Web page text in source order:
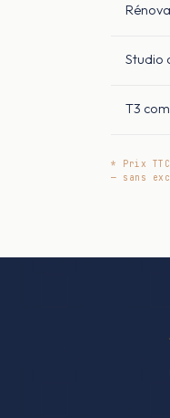
Studio
T3
* Prix
— sans